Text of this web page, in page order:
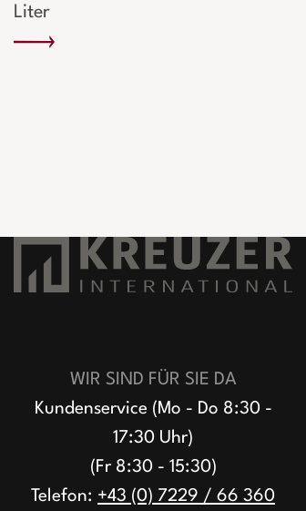
Liter
WIR SIND FÜR SIE DA
Kundenservice (Mo - Do 8:30 -
17:30 Uhr)
(Fr 8:30 - 15:30)
Telefon: +43 (0) 7229 / 66 360